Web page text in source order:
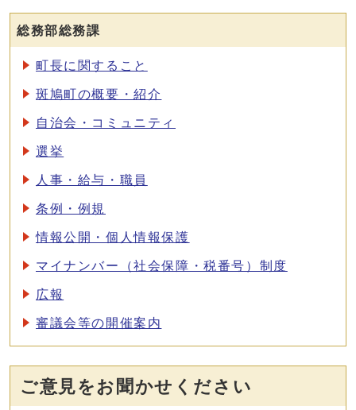
総務部総務課
町長に関すること
斑鳩町の概要・紹介
自治会・コミュニティ
選挙
人事・給与・職員
条例・例規
情報公開・個人情報保護
マイナンバー（社会保障・税番号）制度
広報
審議会等の開催案内
ご意見をお聞かせください